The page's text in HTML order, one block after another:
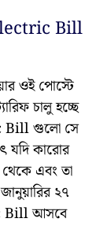
Bill
ওই পোস্টে
চালু হচ্ছে
Bill গুলো সে
যদি কারোর
এবং তা
২৭
Bill আসবে